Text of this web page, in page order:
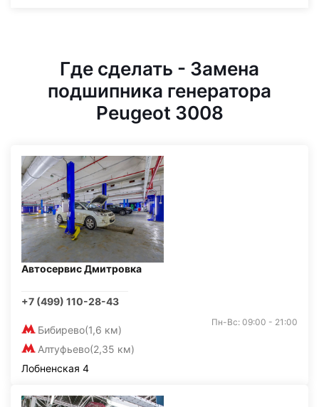
Где сделать - Замена
подшипника генератора
Peugeot 3008
Автосервис Дмитровка
+7 (499) 110-28-43
Бибирево(1,6 км)
Алтуфьево(2,35 км)
Пн-Вс: 09:00 - 21:00
Лобненская 4